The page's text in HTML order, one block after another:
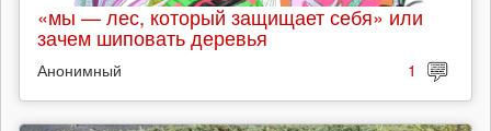
«мы — лес, который защищает себя» или
зачем шиповать деревья
Анонимный 1